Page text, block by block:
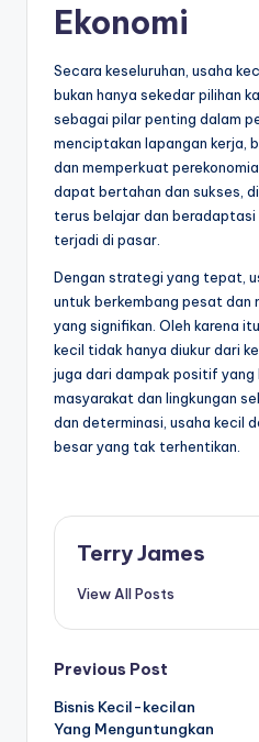
Ekonomi
Secara keseluruhan, usaha
bukan hanya sekedar pilihan
sebagai pilar penting dalam
menciptakan lapangan kerja,
dan memperkuat
dapat bertahan dan sukses,
terus belajar dan beradaptasi
terjadi di pasar.
Dengan strategi yang tepat,
untuk berkembang pesat dan
yang signifikan. Oleh karena
kecil tidak hanya diukur dari
juga dari dampak positif yang
masyarakat dan lingkungan
dan determinasi, usaha kecil
besar yang tak terhentikan.
Terry James
View All Posts
Post
navigation
Previous Post
Bisnis Kecil-kecilan
Yang Menguntungkan